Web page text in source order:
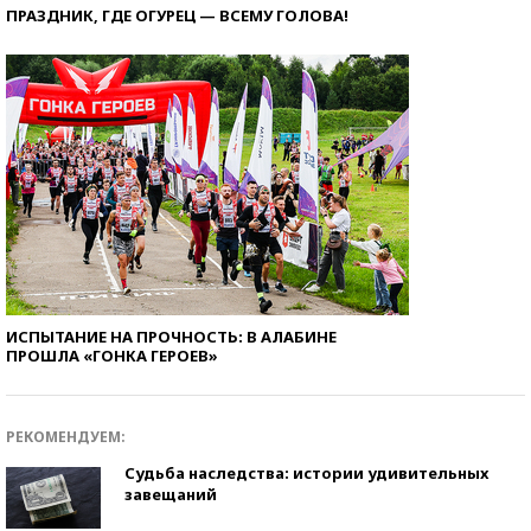
ПРАЗДНИК, ГДЕ ОГУРЕЦ — ВСЕМУ ГОЛОВА!
ИСПЫТАНИЕ НА ПРОЧНОСТЬ: В АЛАБИНЕ
ПРОШЛА «ГОНКА ГЕРОЕВ»
РЕКОМЕНДУЕМ:
Судьба наследства: истории удивительных
завещаний